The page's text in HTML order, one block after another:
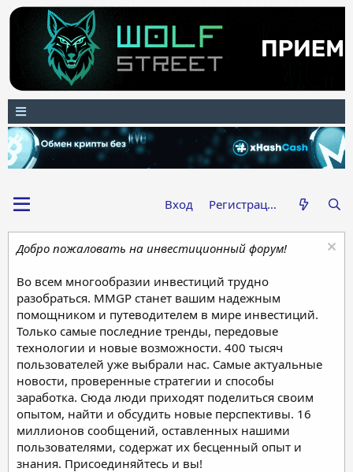
Вход Регистрация
Добро пожаловать на инвестиционный форум!
Во всем многообразии инвестиций трудно
разобраться. MMGP станет вашим надежным
помощником и путеводителем в мире инвестиций.
Только самые последние тренды, передовые
технологии и новые возможности. 400 тысяч
пользователей уже выбрали нас. Самые актуальные
новости, проверенные стратегии и способы
заработка. Сюда люди приходят поделиться своим
опытом, найти и обсудить новые перспективы. 16
миллионов сообщений, оставленных нашими
пользователями, содержат их бесценный опыт и
знания. Присоединяйтесь и вы!